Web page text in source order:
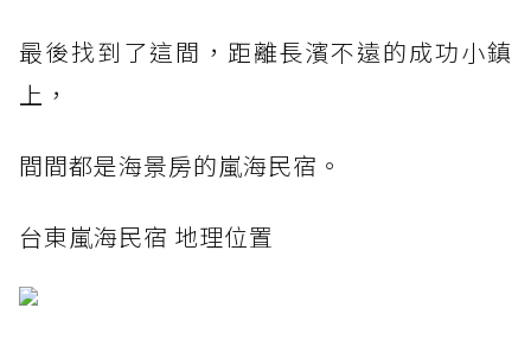
最後找到了這間，距離長濱不遠的成功小鎮
上，
間間都是海景房的嵐海民宿。
台東嵐海民宿 地理位置